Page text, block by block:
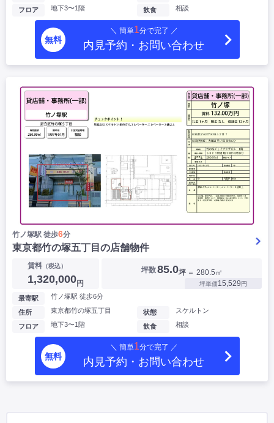
フロア 地下3〜1階 飲食 相談
無料
＼ 簡単1分で完了 ／
内見予約・お問い合わせ
竹ノ塚駅 徒歩6分
東京都竹の塚五丁目の店舗物件
賃料 （税込）
1,320,000円
坪数85.0坪 ＝ 280.5㎡
坪単価15,529円
最寄駅 竹ノ塚駅 徒歩6分
住所 東京都竹の塚五丁目
フロア 地下3〜1階
状態 スケルトン
飲食 相談
無料
＼ 簡単1分で完了 ／
内見予約・お問い合わせ